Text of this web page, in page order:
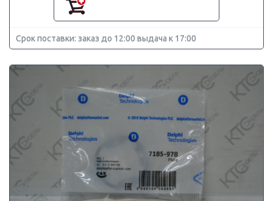
Срок поставки: заказ до 12:00 выдача к 17:00